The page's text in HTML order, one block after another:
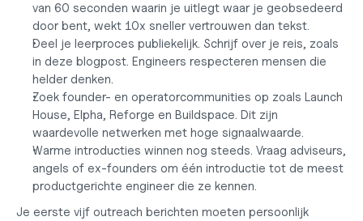
van 60 seconden waarin je uitlegt waar je geobsedeerd
door bent, wekt 10x sneller vertrouwen dan tekst.
Deel je leerproces publiekelijk. Schrijf over je reis, zoals
in deze blogpost. Engineers respecteren mensen die
helder denken.
Zoek founder- en operatorcommunities op zoals Launch
House, Elpha, Reforge en Buildspace. Dit zijn
waardevolle netwerken met hoge signaalwaarde.
Warme introducties winnen nog steeds. Vraag adviseurs,
angels of ex-founders om één introductie tot de meest
productgerichte engineer die ze kennen.
Je eerste vijf outreach berichten moeten persoonlijk